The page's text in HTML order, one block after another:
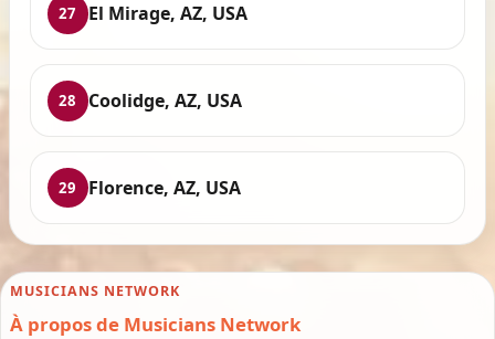
27 El Mirage, AZ, USA
28 Coolidge, AZ, USA
29 Florence, AZ, USA
MUSICIANS NETWORK
À propos de Musicians Network